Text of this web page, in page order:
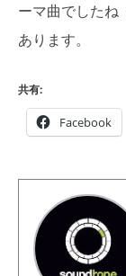
ーマ曲でしたね
あります。
共有:
Facebook